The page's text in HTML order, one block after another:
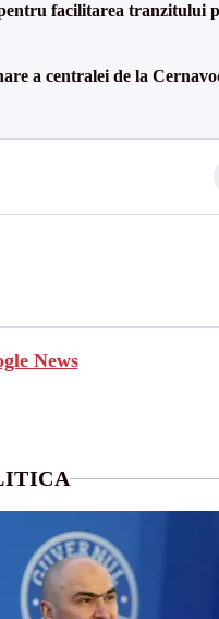
facilitarea tranzitului
a centralei de la
News